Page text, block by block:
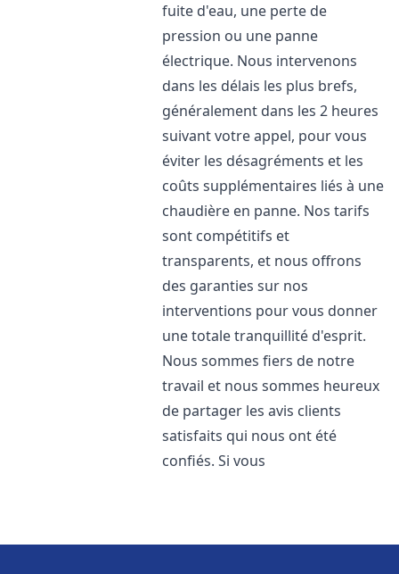
fuite d'eau, une perte de
pression ou une panne
électrique. Nous intervenons
dans les délais les plus brefs,
généralement dans les 2 heures
suivant votre appel, pour vous
éviter les désagréments et les
coûts supplémentaires liés à une
chaudière en panne. Nos tarifs
sont compétitifs et
transparents, et nous offrons
des garanties sur nos
interventions pour vous donner
une totale tranquillité d'esprit.
Nous sommes fiers de notre
travail et nous sommes heureux
de partager les avis clients
satisfaits qui nous ont été
confiés. Si vous